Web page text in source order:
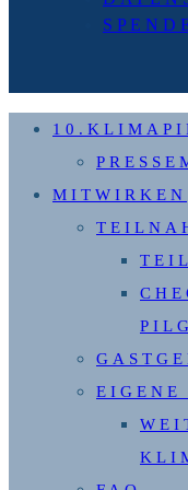
MITWIRKEN
EIGENE